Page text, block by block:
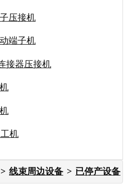
压接机
端子机
接器压接机
机
线束周边设备 已停产设备